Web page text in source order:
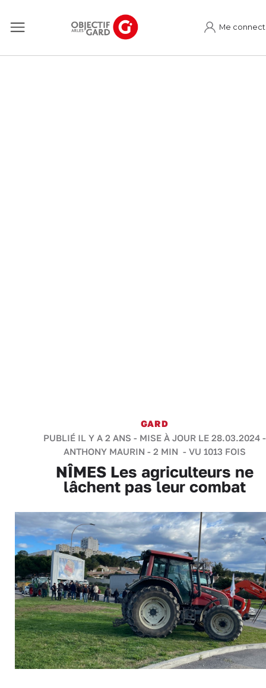
Me
GARD
PUBLIÉ IL Y A 2 ANS - MISE À JOUR LE 28.03.2024 -
ANTHONY MAURIN - 2 MIN - VU 1013 FOIS
NÎMES Les agriculteurs ne
lâchent pas leur combat